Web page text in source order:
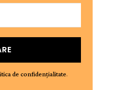
de confidențialitate.